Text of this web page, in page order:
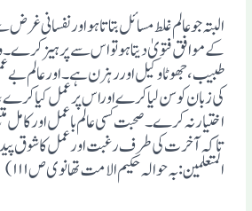
البتہ جوعالم غلط مسائل بتاتاہواورنفسانی
کے موافق فتویٰ دیتاہوتواس سے پرہیزکرے
طبیب،جھوٹاوکیل اوررہزن ہے ۔اورعالم بے
کی زبان کوسن لیا کرے اوراس پرعمل
اختیارنہ کرے ۔صحبت کسی عالم باعمل
تاکہ آخرت کی طرف رغبت اورعمل کاشوق
المتعلمین:بہ حوالہ حکیم الامت تھانوی ص ۱۱۱)